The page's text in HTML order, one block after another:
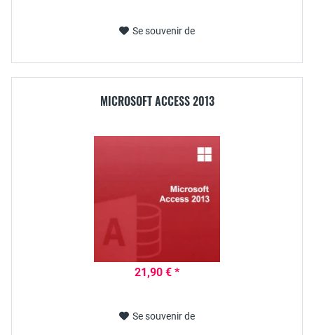
Se souvenir de
MICROSOFT ACCESS 2013
21,90 € *
Se souvenir de